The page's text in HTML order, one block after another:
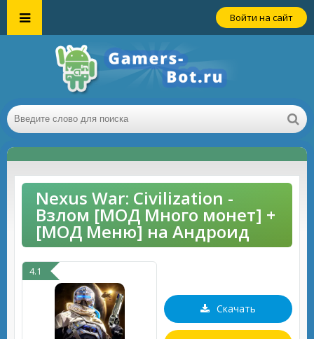
Войти на сайт
Nexus War: Civilization -
Взлом [МОД Много монет] +
[МОД Меню] на Андроид
4.1
Скачать